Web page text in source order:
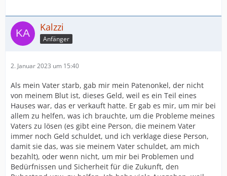
Kalzzi
Anfänger
2. Januar 2023 um 15:40
Als mein Vater starb, gab mir mein Patenonkel, der nicht
von meinem Blut ist, dieses Geld, weil es ein Teil eines
Hauses war, das er verkauft hatte. Er gab es mir, um mir bei
allem zu helfen, was ich brauchte, um die Probleme meines
Vaters zu lösen (es gibt eine Person, die meinem Vater
immer noch Geld schuldet, und ich verklage diese Person,
damit sie das, was sie meinem Vater schuldet, am mich
bezahlt), oder wenn nicht, um mir bei Problemen und
Bedürfnissen und Sicherheit für die Zukunft, den